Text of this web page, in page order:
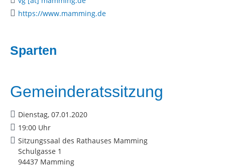
https://www.mamming.de
Sparten
Gemeinderatssitzung
Dienstag, 07.01.2020
19:00 Uhr
Sitzungssaal des Rathauses Mamming
Schulgasse 1
94437 Mamming